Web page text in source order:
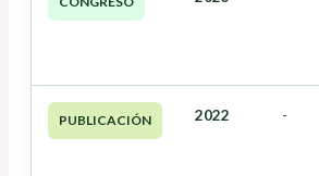
PUBLICACIÓN 2022 -